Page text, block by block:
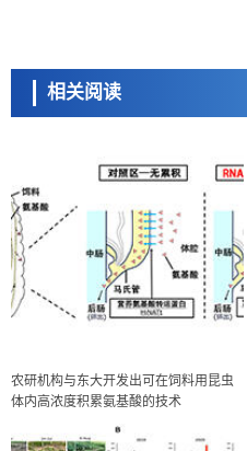
相关阅读
农研机构与东大开发出可在饲料用昆虫
体内高浓度积累氨基酸的技术